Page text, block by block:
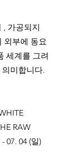
외부에 동요
세계를 그려
미합니다.
RAW
07. 04 (일)